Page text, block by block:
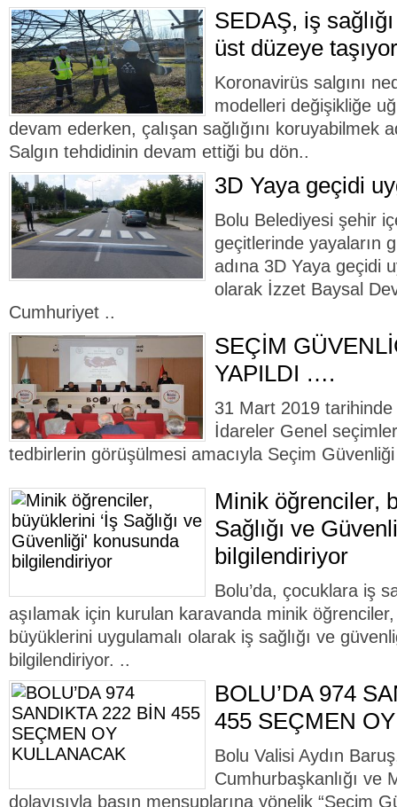
SEDAŞ, iş
üst düzeye taşıyor
Koronavirüs salgını
modelleri değişikliğe
devam ederken, çalışan sağlığını koruyabilmek
Salgın tehdidinin devam ettiği bu dön..
3D Yaya geçidi
Bolu Belediyesi şehir
geçitlerinde yayaların
adına 3D Yaya geçidi
olarak İzzet Baysal
Cumhuriyet ..
SEÇİM
YAPILDI ….
31 Mart 2019
İdareler Genel
tedbirlerin görüşülmesi amacıyla Seçim Güvenliği
Minik öğrenciler,
Sağlığı ve
bilgilendiriyor
Bolu’da, çocuklara iş
aşılamak için kurulan karavanda minik
büyüklerini uygulamalı olarak iş sağlığı ve
bilgilendiriyor. ..
BOLU’DA 974
455 SEÇMEN
Bolu Valisi Aydın
Cumhurbaşkanlığı ve
dolayısıyla basın mensuplarına yönelik “Seçim